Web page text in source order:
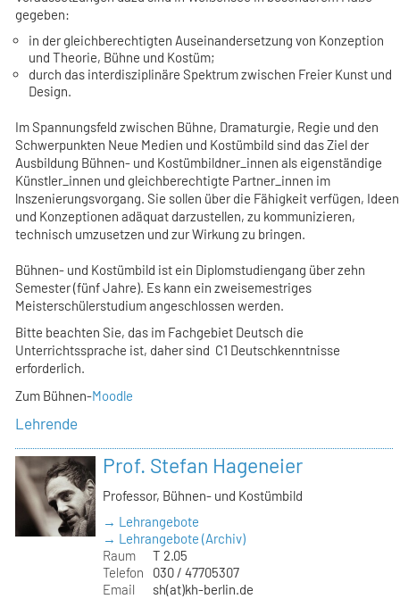
gegeben:
in der gleichberechtigten Auseinandersetzung von Konzeption
und Theorie, Bühne und Kostüm;
durch das interdisziplinäre Spektrum zwischen Freier Kunst und
Design.
Im Spannungsfeld zwischen Bühne, Dramaturgie, Regie und den
Schwerpunkten Neue Medien und Kostümbild sind das Ziel der
Ausbildung Bühnen- und Kostümbildner_innen als eigenständige
Künstler_innen und gleichberechtigte Partner_innen im
lnszenierungsvorgang. Sie sollen über die Fähigkeit verfügen, Ideen
und Konzeptionen adäquat darzustellen, zu kommunizieren,
technisch umzusetzen und zur Wirkung zu bringen.
Bühnen- und Kostümbild ist ein Diplomstudiengang über zehn
Semester (fünf Jahre). Es kann ein zweisemestriges
Meisterschülerstudium angeschlossen werden.
Bitte beachten Sie, das im Fachgebiet Deutsch die
Unterrichtssprache ist, daher sind C1 Deutschkenntnisse
erforderlich.
Zum Bühnen-Moodle
Lehrende
Prof. Stefan Hageneier
Professor, Bühnen- und Kostümbild
→ Lehrangebote
→ Lehrangebote (Archiv)
Raum
T 2.05
Telefon
030 / 47705307
Email
sh(at)kh-berlin.de